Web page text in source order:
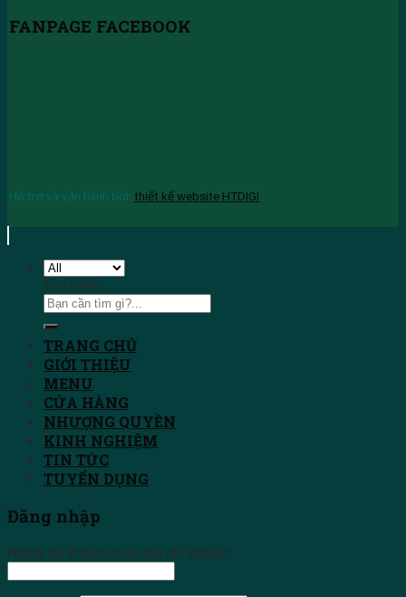
FANPAGE FACEBOOK
Hỗ trợ và vận hành bởi: thiết kế website HTDIGI
Tìm kiếm:
TRANG CHỦ
GIỚI THIỆU
MENU
CỬA HÀNG
NHƯỢNG QUYỀN
KINH NGHIỆM
TIN TỨC
TUYỂN DỤNG
Đăng nhập
Name tài khoản hoặc địa chỉ email *